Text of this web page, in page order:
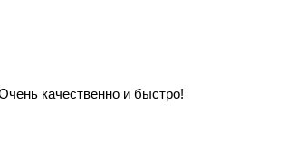
качественно и быстро!